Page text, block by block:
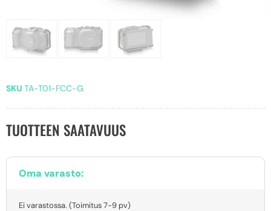
SKU TA-T01-FCC-G
TUOTTEEN SAATAVUUS
Oma varasto:
Ei varastossa. (Toimitus 7-9 pv)